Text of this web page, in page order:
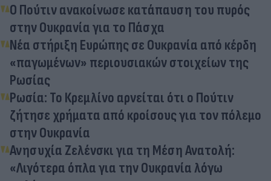
Ο Πούτιν ανακοίνωσε κατάπαυση του πυρός
στην Ουκρανία για το Πάσχα
Νέα στήριξη Ευρώπης σε Ουκρανία από κέρδη
«παγωμένων» περιουσιακών στοιχείων της
Ρωσίας
Ρωσία: Το Κρεμλίνο αρνείται ότι ο Πούτιν
ζήτησε χρήματα από κροίσους για τον πόλεμο
στην Ουκρανία
Ανησυχία Ζελένσκι για τη Μέση Ανατολή:
«Λιγότερα όπλα για την Ουκρανία λόγω